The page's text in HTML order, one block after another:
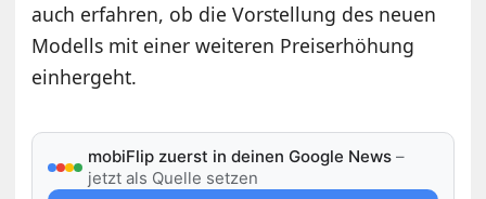
auch erfahren, ob die Vorstellung des neuen
Modells mit einer weiteren Preiserhöhung
einhergeht.
mobiFlip zuerst in deinen Google News –
jetzt als Quelle setzen